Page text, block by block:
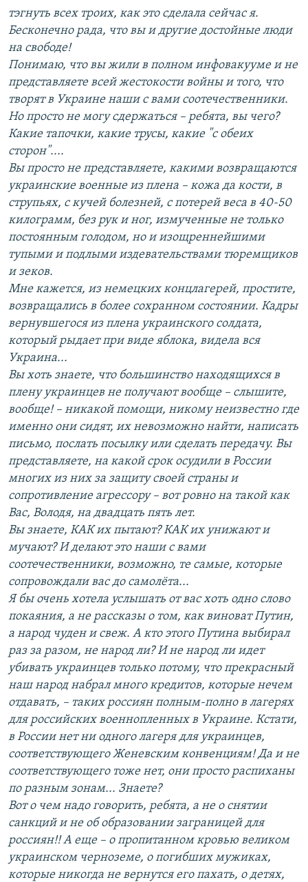
тэгнуть всех троих, как это сделала сейчас я.
Бесконечно рада, что вы и другие достойные люди
на свободе!
Понимаю, что вы жили в полном инфовакууме и не
представляете всей жестокости войны и того, что
творят в Украине наши с вами соотечественники.
Но просто не могу сдержаться – ребята, вы чего?
Какие тапочки, какие трусы, какие "с обеих
сторон"....
Вы просто не представляете, какими возвращаются
украинские военные из плена – кожа да кости, в
струпьях, с кучей болезней, с потерей веса в 40-50
килограмм, без рук и ног, измученные не только
постоянным голодом, но и изощреннейшими
тупыми и подлыми издевательствами тюремщиков
и зеков.
Мне кажется, из немецких концлагерей, простите,
возвращались в более сохранном состоянии. Кадры
вернувшегося из плена украинского солдата,
который рыдает при виде яблока, видела вся
Украина...
Вы хоть знаете, что большинство находящихся в
плену украинцев не получают вообще – слышите,
вообще! – никакой помощи, никому неизвестно где
именно они сидят, их невозможно найти, написать
письмо, послать посылку или сделать передачу. Вы
представляете, на какой срок осудили в России
многих из них за защиту своей страны и
сопротивление агрессору – вот ровно на такой как
Вас, Володя, на двадцать пять лет.
Вы знаете, КАК их пытают? КАК их унижают и
мучают? И делают это наши с вами
соотечественники, возможно, те самые, которые
сопровождали вас до самолёта...
Я бы очень хотела услышать от вас хоть одно слово
покаяния, а не рассказы о том, как виноват Путин,
а народ чуден и свеж. А кто этого Путина выбирал
раз за разом, не народ ли? И не народ ли идет
убивать украинцев только потому, что прекрасный
наш народ набрал много кредитов, которые нечем
отдавать, – таких россиян полным-полно в лагерях
для российских военнопленных в Украине. Кстати,
в России нет ни одного лагеря для украинцев,
соответствующего Женевским конвенциям! Да и не
соответствующего тоже нет, они просто распиханы
по разным зонам... Знаете?
Вот о чем надо говорить, ребята, а не о снятии
санкций и не об образовании заграницей для
россиян!! А еще – о пропитанном кровью великом
украинском черноземе, о погибших мужиках,
которые никогда не вернутся его пахать, о детях,